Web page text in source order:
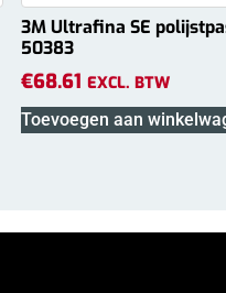
3M Ultrafina SE
50383
€68.61 EXCL. BTW
Toevoegen aan